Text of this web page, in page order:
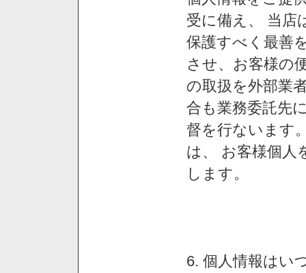
受に備え、 当店
保護すべく最善
させ、お客様の
の取扱を外部業
合も業務委託先
督を行ないます
は、 お客様個人
します。
6. 個人情報はい